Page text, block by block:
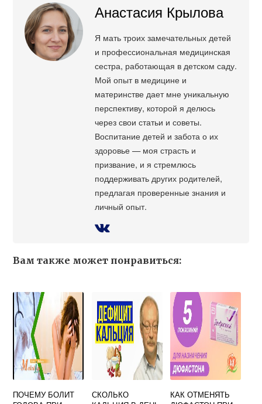
Анастасия Крылова
Я мать троих замечательных детей
и профессиональная медицинская
сестра, работающая в детском саду.
Мой опыт в медицине и
материнстве дает мне уникальную
перспективу, которой я делюсь
через свои статьи и советы.
Воспитание детей и забота о их
здоровье — моя страсть и
призвание, и я стремлюсь
поддерживать других родителей,
предлагая проверенные знания и
личный опыт.
Вам также может понравиться:
ПОЧЕМУ БОЛИТ
СКОЛЬКО
КАК ОТМЕНЯТЬ